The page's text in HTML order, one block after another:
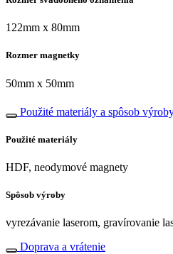
122mm x 80mm
Rozmer magnetky
50mm x 50mm
Použité materiály a spôsob
Použité materiály
HDF, neodymové magnety
Spôsob výroby
vyrezávanie laserom, gravírovanie
Doprava a vrátenie